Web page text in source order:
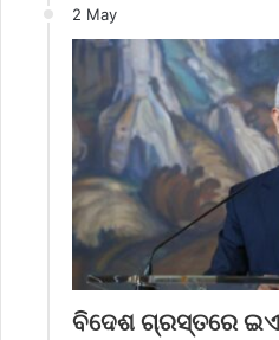
2 May
ବିଦେଶ ଗ୍ରସ୍ତରେ